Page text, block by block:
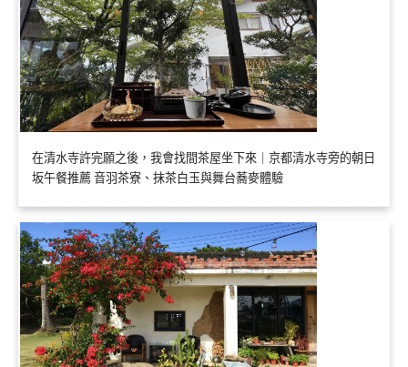
在清水寺許完願之後，我會找間茶屋坐下來｜京都清水寺旁的朝日
坂午餐推薦 音羽茶寮、抹茶白玉與舞台蕎麥體驗